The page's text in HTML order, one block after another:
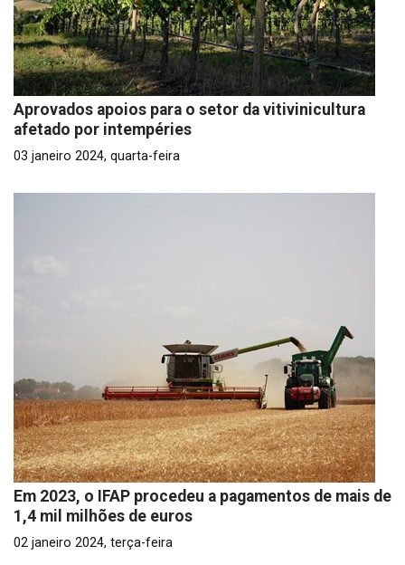
Aprovados apoios para o setor da vitivinicultura
afetado por intempéries
03 janeiro 2024, quarta-feira
Em 2023, o IFAP procedeu a pagamentos de mais de
1,4 mil milhões de euros
02 janeiro 2024, terça-feira